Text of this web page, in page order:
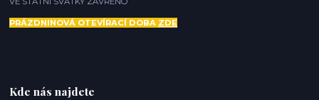
PRÁZDNINOVÁ OTEVÍRACÍ DOBA ZDE
Kde nás najdete